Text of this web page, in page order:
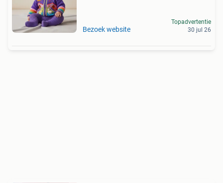
Bezoek website
Topadvertentie
30 jul 26